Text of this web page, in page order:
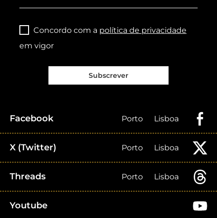
Concordo com a política de privacidade
em vigor
Subscrever
Facebook Porto Lisboa
X (Twitter) Porto Lisboa
Threads Porto Lisboa
Youtube